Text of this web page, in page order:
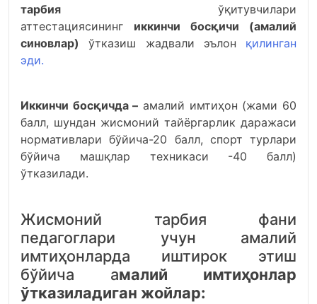
тарбия ўқитувчилари
аттестациясининг иккинчи босқичи (амалий
синовлар) ўтказиш жадвали эълон қилинган
эди.
Иккинчи босқичда – амалий имтиҳон (жами 60
балл, шундан жисмоний тайёргарлик даражаси
нормативлари бўйича-20 балл, спорт турлари
бўйича машқлар техникаси -40 балл)
ўтказилади.
Жисмоний тарбия фани
педагоглари учун амалий
имтиҳонларда иштирок этиш
бўйича амалий имтиҳонлар
ўтказиладиган жойлар: